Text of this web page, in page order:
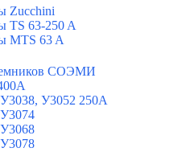
Zucchini
TS 63-250 A
MTS 63 A
СОЭМИ
У3052 250А